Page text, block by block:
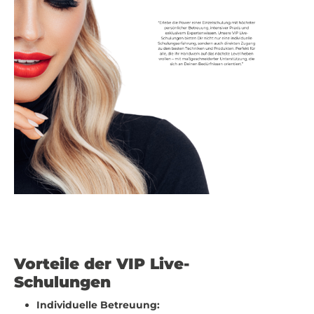
Vorteile der VIP Live-
Schulungen
Individuelle Betreuung: